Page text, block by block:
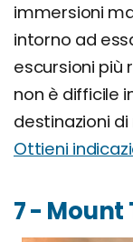
immersioni
intorno ad
escursioni più
non è difficile
destinazioni
Ottieni
7 -